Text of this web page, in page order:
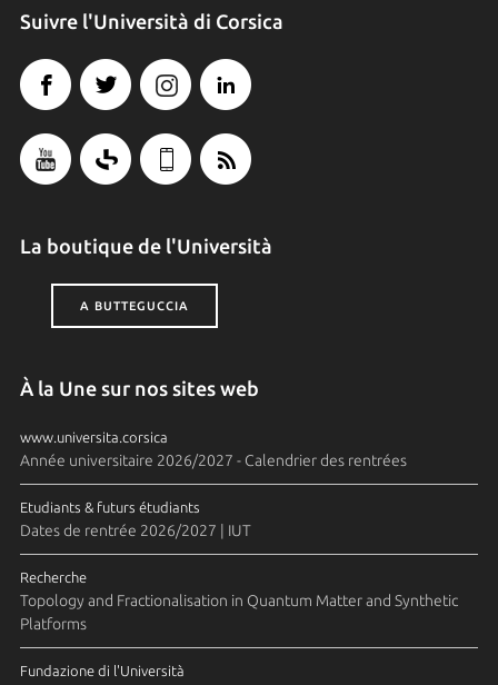
Suivre l'Università di Corsica
La boutique de l'Università
A BUTTEGUCCIA
À la Une sur nos sites web
www.universita.corsica
Année universitaire 2026/2027 - Calendrier des rentrées
Etudiants & futurs étudiants
Dates de rentrée 2026/2027 | IUT
Recherche
Topology and Fractionalisation in Quantum Matter and Synthetic
Platforms
Fundazione di l'Università